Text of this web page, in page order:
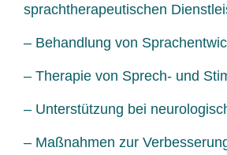
sprachtherapeutischen
– Behandlung von
– Therapie von Sprech- und
– Unterstützung bei
– Maßnahmen zur